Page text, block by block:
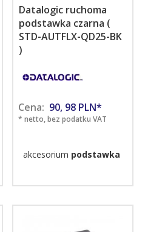
Datalogic ruchoma
podstawka czarna (
STD-AUTFLX-QD25-BK
)
Cena: 90, 98 PLN*
* netto, bez podatku VAT
akcesorium podstawka